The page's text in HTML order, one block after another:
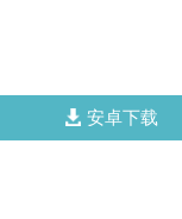
安卓下载